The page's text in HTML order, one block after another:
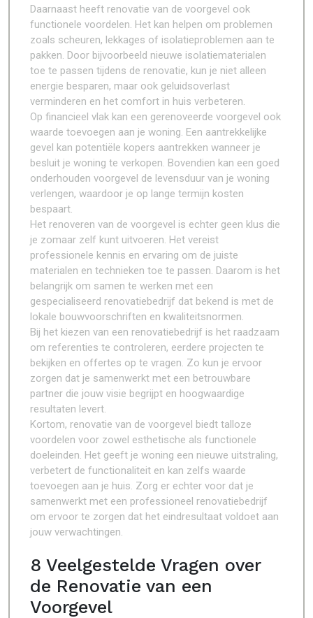
Daarnaast heeft renovatie van de voorgevel ook
functionele voordelen. Het kan helpen om problemen
zoals scheuren, lekkages of isolatieproblemen aan te
pakken. Door bijvoorbeeld nieuwe isolatiematerialen
toe te passen tijdens de renovatie, kun je niet alleen
energie besparen, maar ook geluidsoverlast
verminderen en het comfort in huis verbeteren.
Op financieel vlak kan een gerenoveerde voorgevel ook
waarde toevoegen aan je woning. Een aantrekkelijke
gevel kan potentiële kopers aantrekken wanneer je
besluit je woning te verkopen. Bovendien kan een goed
onderhouden voorgevel de levensduur van je woning
verlengen, waardoor je op lange termijn kosten
bespaart.
Het renoveren van de voorgevel is echter geen klus die
je zomaar zelf kunt uitvoeren. Het vereist
professionele kennis en ervaring om de juiste
materialen en technieken toe te passen. Daarom is het
belangrijk om samen te werken met een
gespecialiseerd renovatiebedrijf dat bekend is met de
lokale bouwvoorschriften en kwaliteitsnormen.
Bij het kiezen van een renovatiebedrijf is het raadzaam
om referenties te controleren, eerdere projecten te
bekijken en offertes op te vragen. Zo kun je ervoor
zorgen dat je samenwerkt met een betrouwbare
partner die jouw visie begrijpt en hoogwaardige
resultaten levert.
Kortom, renovatie van de voorgevel biedt talloze
voordelen voor zowel esthetische als functionele
doeleinden. Het geeft je woning een nieuwe uitstraling,
verbetert de functionaliteit en kan zelfs waarde
toevoegen aan je huis. Zorg er echter voor dat je
samenwerkt met een professioneel renovatiebedrijf
om ervoor te zorgen dat het eindresultaat voldoet aan
jouw verwachtingen.
8 Veelgestelde Vragen over
de Renovatie van een
Voorgevel